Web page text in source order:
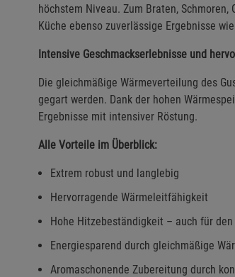
höchstem Niveau. Zum Braten,
Küche ebenso zuverlässige Ergebnisse
Intensive Geschmackserlebnisse und
Die gleichmäßige Wärmeverteilung des
gegart werden. Dank der hohen
Ergebnisse mit intensiver Röstung.
Alle Vorteile im Überblick:
Extrem robust und langlebig
Hervorragende Wärmeleitfähigkeit
Hohe Hitzebeständigkeit – auch für
Energiesparend durch gleichmäßige
Aromaschonende Zubereitung durch